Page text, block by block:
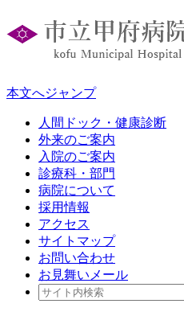
本文へジャンプ
人間ドック・健康診断
外来のご案内
入院のご案内
診療科・部門
病院について
採用情報
アクセス
サイトマップ
お問い合わせ
お見舞いメール